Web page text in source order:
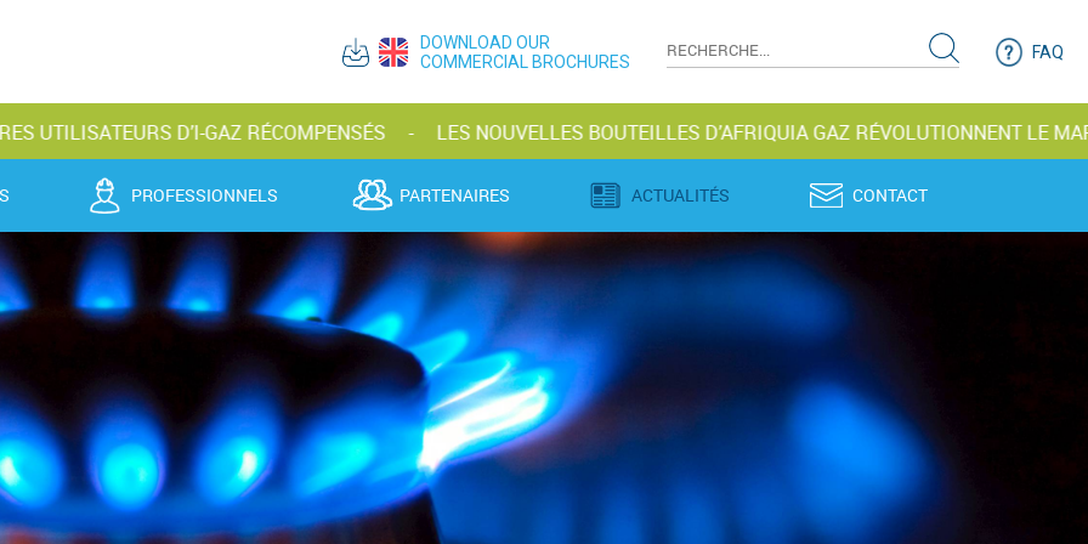
DOWNLOAD OUR
COMMERCIAL BROCHURES
FAQ
D’I-GAZ RÉCOMPENSÉS LES NOUVELLES BOUTEILLES D’AFRIQUIA GAZ RÉVOLUTIONNENT LE MARCHÉ
PROFESSIONNELS PARTENAIRES ACTUALITÉS CONTACT